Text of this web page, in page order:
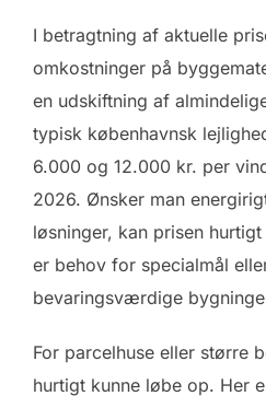
I betragtning af aktuelle
omkostninger på
en udskiftning af
typisk københavnsk
6.000 og 12.000 kr. per
2026. Ønsker man
løsninger, kan prisen
er behov for specialmål
bevaringsværdige
For parcelhuse eller større
hurtigt kunne løbe op. Her